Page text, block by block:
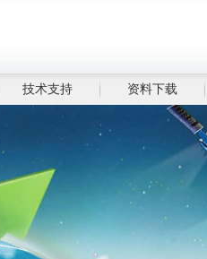
技术支持 资料下载